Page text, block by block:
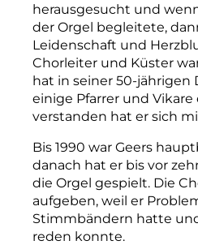
herausgesucht und
der Orgel begleitete,
Leidenschaft und
Chorleiter und Küster
hat in seiner 50-jährigen
einige Pfarrer und
verstanden hat er sich
Bis 1990 war Geers
danach hat er bis vor
die Orgel gespielt. Die
aufgeben, weil er
Stimmbändern hatte
reden konnte.